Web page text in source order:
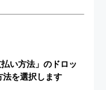
い方法」のドロッ
法を選択します